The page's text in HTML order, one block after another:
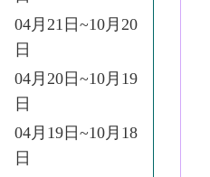
04月21日~10月20
日
04月20日~10月19
日
04月19日~10月18
日